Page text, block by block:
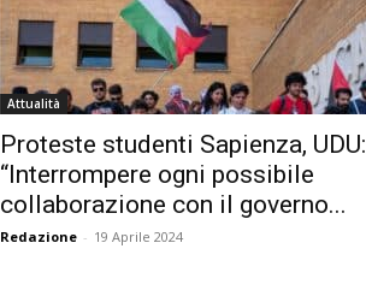
Attualità
Proteste studenti Sapienza, UDU:
“Interrompere ogni possibile
collaborazione con il governo...
Redazione - 19 Aprile 2024